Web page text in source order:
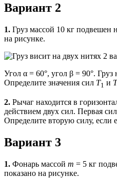
Вариант 2
1. Груз массой 10 кг подвешен
на рисунке.
Угол α = 60°, угол β = 90°. Груз
Определите значения сил Т1 и Т
2. Рычаг находится в
действием двух сил. Первая
Определите вторую силу, если
Вариант 3
1. Фонарь массой m = 5 кг
показано на рисунке.